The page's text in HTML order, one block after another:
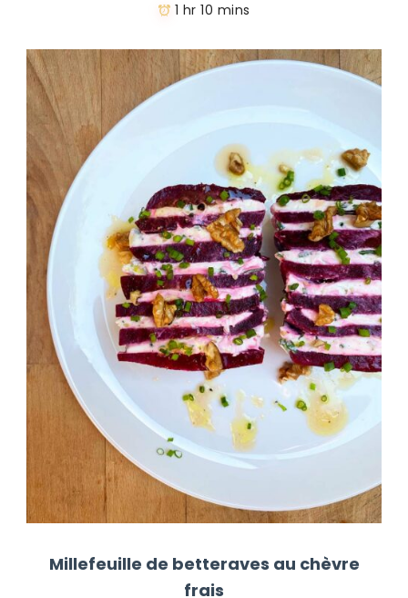
1 hr 10 mins
Millefeuille de betteraves au chèvre
frais